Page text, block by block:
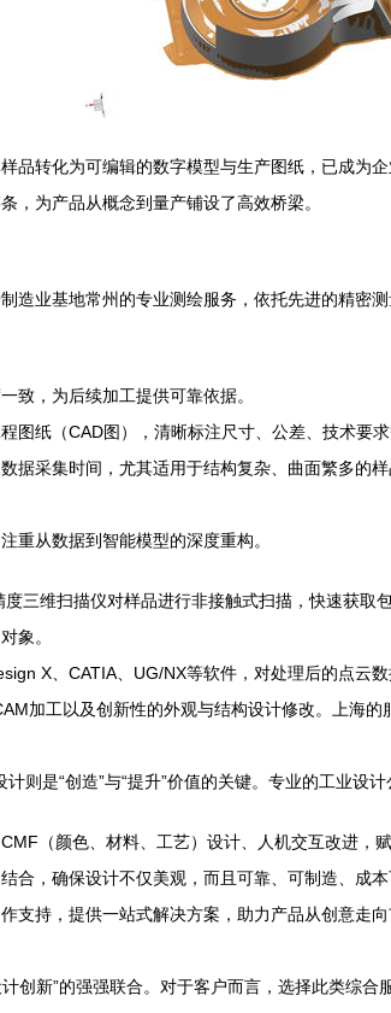
品转化为可编辑的数字模型与生产图纸，已成为
，为产品从概念到量产铺设了高效桥梁。
造业基地常州的专业测绘服务，依托先进的精密
致，为后续加工提供可靠依据。
图纸（CAD图），清晰标注尺寸、公差、技术要
据采集时间，尤其适用于结构复杂、曲面繁多的样
重从数据到智能模型的深度重构。
度三维扫描仪对样品进行非接触式扫描，快速获
象。
X、CATIA、UG/NX等软件，对处理后的点
加工以及创新性的外观与结构设计修改。上海
则是“创造”与“提升”价值的关键。专业的工业设
（颜色、材料、工艺）设计、人机交互改进，
合，确保设计不仅美观，而且可靠、可制造、成本
支持，提供一站式解决方案，助力产品从创意走向
创新”的强强联合。对于客户而言，选择此类综合